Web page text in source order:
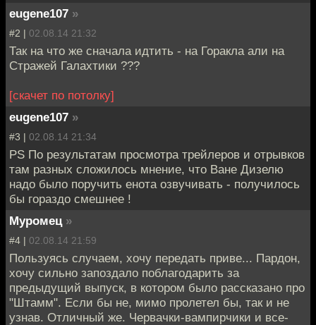
eugene107 »
#2 | 02.08.14 21:32
Так на что же сначала идтить - на Горакла али на
Стражей Галахтики ???
[скачет по потолку]
eugene107 »
#3 | 02.08.14 21:34
PS По результатам просмотра трейлеров и отрывков
там разных сложилось мнение, что Ване Дизелю
надо было поручить енота озвучивать - получилось
бы гораздо смешнее !
Муромец »
#4 | 02.08.14 21:59
Пользуясь случаем, хочу передать приве... Пардон,
хочу сильно запоздало поблагодарить за
предыдущий выпуск, в котором было рассказано про
"Штамм". Если бы не, мимо пролетел бы, так и не
узнав. Отличный же. Червачки-вампирчики и все-